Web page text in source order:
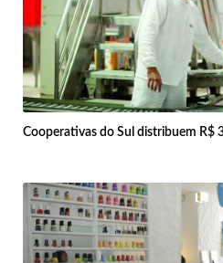
Cooperativas do Sul distribuem R$